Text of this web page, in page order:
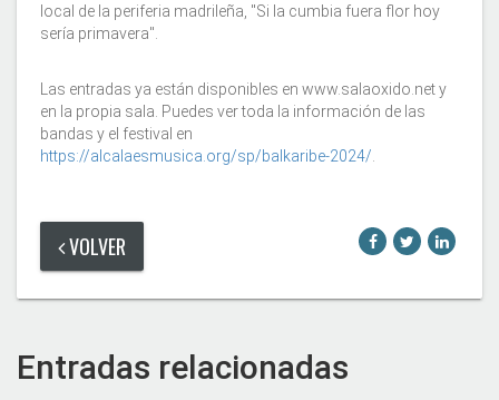
local de la periferia madrileña, "Si la cumbia fuera flor hoy
sería primavera".
Las entradas ya están disponibles en www.salaoxido.net y
en la propia sala. Puedes ver toda la información de las
bandas y el festival en
https://alcalaesmusica.org/sp/balkaribe-2024/.
VOLVER
Entradas relacionadas